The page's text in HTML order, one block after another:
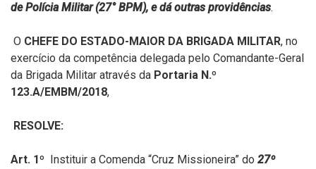
de Polícia Militar (27° BPM), e dá outras providências.
O CHEFE DO ESTADO-MAIOR DA BRIGADA MILITAR, no
exercício da competência delegada pelo Comandante-Geral
da Brigada Militar através da Portaria N.º
123.A/EMBM/2018,
RESOLVE:
Art. 1º Instituir a Comenda “Cruz Missioneira” do 27º